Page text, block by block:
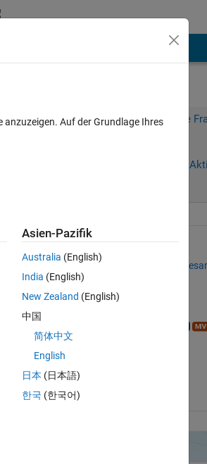
Melden Sie sich an, um diese
Anmelden, um
Gopalakrishnan
am 23 Aug. 2016
am 23 Aug. 2016
Akzeptiert:
Auf der Grundlage Ihres
Asien-Pazifik
Australia (English)
India (English)
New Zealand (English)
中国
简体中文
English
日本 (日本語)
한국 (한국어)